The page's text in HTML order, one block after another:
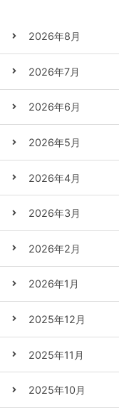
2026年8月
2026年7月
2026年6月
2026年5月
2026年4月
2026年3月
2026年2月
2026年1月
2025年12月
2025年11月
2025年10月